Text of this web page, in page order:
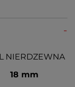
NIERDZEWNA
18 mm